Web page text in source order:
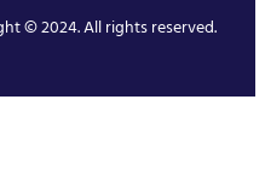
© 2024. All rights reserved.